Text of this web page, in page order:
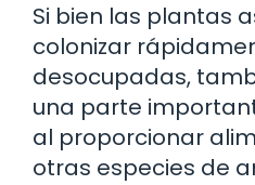
Si bien las plantas
colonizar
desocupadas,
una parte
al proporcionar
otras especies de